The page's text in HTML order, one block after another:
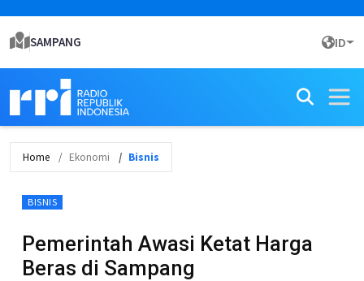
SAMPANG ID
Home Ekonomi Bisnis
BISNIS
Pemerintah Awasi Ketat Harga
Beras di Sampang